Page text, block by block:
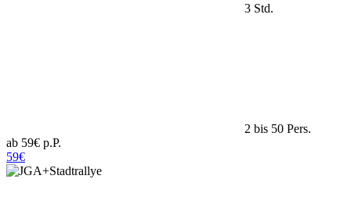
3 Std.
2 bis 50 Pers.
ab 59€ p.P.
59€